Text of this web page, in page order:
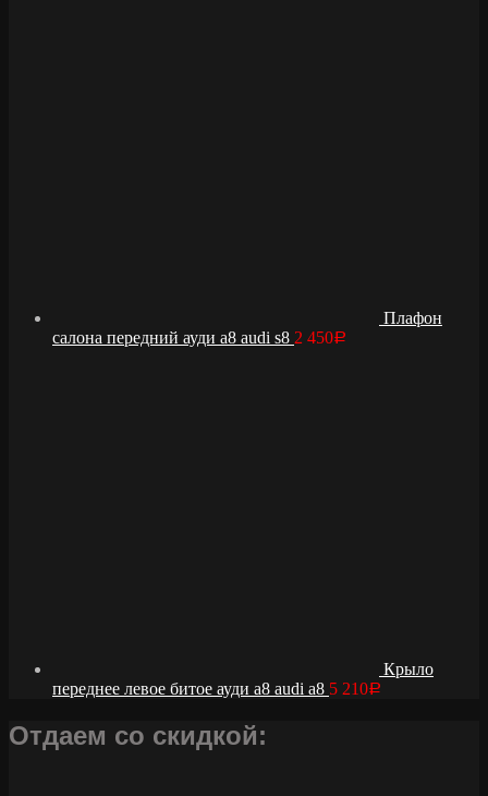
Плафон
салона передний ауди а8 audi s8 2 450Р
Крыло
переднее левое битое ауди а8 audi a8 5 210Р
Отдаем со скидкой: